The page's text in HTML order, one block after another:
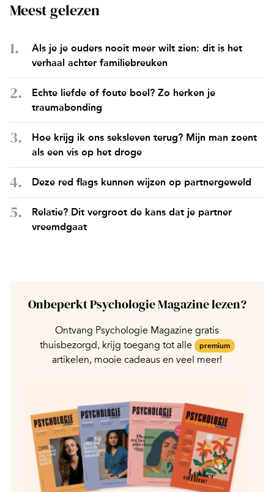
Meest gelezen
Als je je ouders nooit meer wilt zien: dit is het
verhaal achter familiebreuken
Echte liefde of foute boel? Zo herken je
traumabonding
Hoe krijg ik ons seksleven terug? Mijn man zoent
als een vis op het droge
Deze red flags kunnen wijzen op partnergeweld
Relatie? Dit vergroot de kans dat je partner
vreemdgaat
Onbeperkt Psychologie Magazine lezen?
Ontvang Psychologie Magazine gratis
thuisbezorgd, krijg toegang tot alle
premium
artikelen, mooie cadeaus en veel meer!